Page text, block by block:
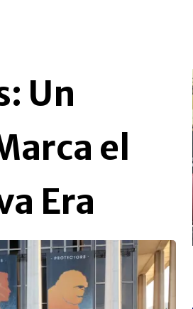
Un
el
Era